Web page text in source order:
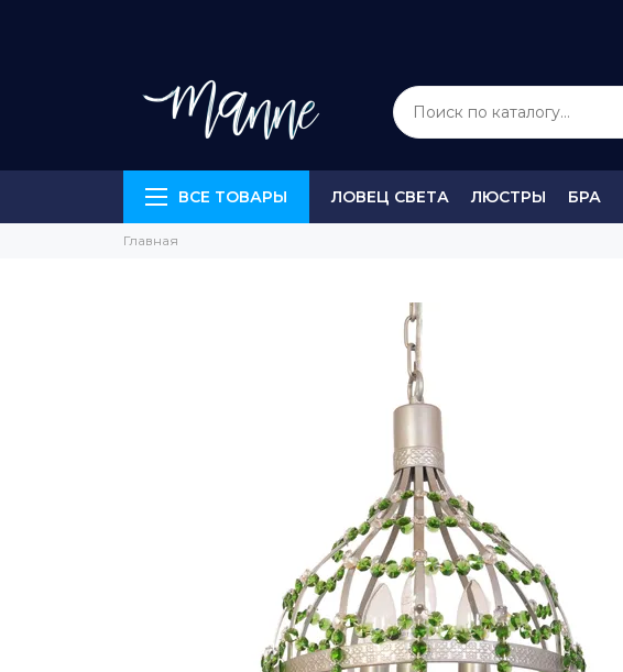
ВСЕ ТОВАРЫ ЛОВЕЦ СВЕТА ЛЮСТРЫ БРА
Главная